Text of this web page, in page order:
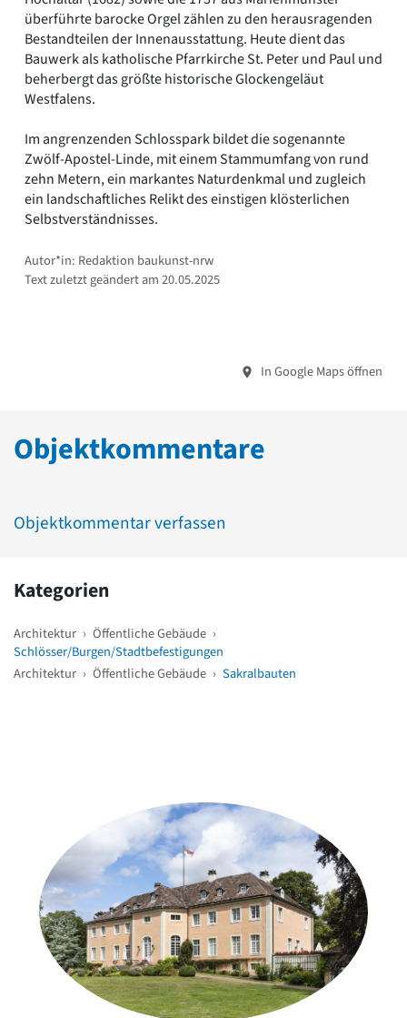
überführte barocke Orgel zählen zu den herausragenden
Bestandteilen der Innenausstattung. Heute dient das
Bauwerk als katholische Pfarrkirche St. Peter und Paul und
beherbergt das größte historische Glockengeläut
Westfalens.
Im angrenzenden Schlosspark bildet die sogenannte
Zwölf-Apostel-Linde, mit einem Stammumfang von rund
zehn Metern, ein markantes Naturdenkmal und zugleich
ein landschaftliches Relikt des einstigen klösterlichen
Selbstverständnisses.
Autor*in: Redaktion baukunst-nrw
Text zuletzt geändert am 20.05.2025
In Google Maps öffnen
Objektkommentare
Objektkommentar verfassen
Kategorien
Architektur › Öffentliche Gebäude ›
Schlösser/Burgen/Stadtbefestigungen
Architektur › Öffentliche Gebäude › Sakralbauten